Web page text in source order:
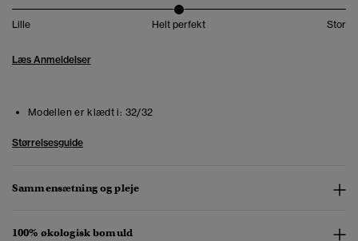
Lille Helt perfekt Stor
Læs Anmeldelser
Modellen er klædt i: 32/32
Størrelsesguide
Sammensætning og pleje
100% økologisk bomuld